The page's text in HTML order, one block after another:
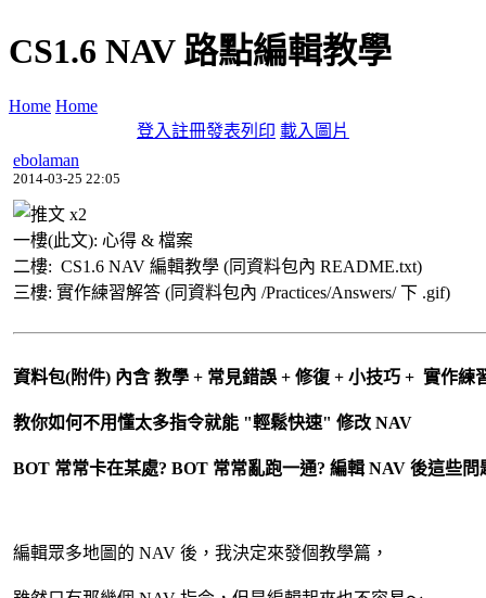
CS1.6 NAV 路點編輯教學
Home Home
登入註冊發表列印 載入圖片
ebolaman
2014-03-25 22:05
x2
一樓(此文): 心得 & 檔案
二樓: CS1.6 NAV 編輯教學 (同資料包內 README.txt)
三樓: 實作練習解答 (同資料包內 /Practices/Answers/ 下 .gif)
資料包(附件) 內含 教學 + 常見錯誤 + 修復 + 小技巧 + 實作練
教你如何不用懂太多指令就能 "輕鬆快速" 修改 NAV
BOT 常常卡在某處? BOT 常常亂跑一通? 編輯 NAV 後這些問
編輯眾多地圖的 NAV 後，我決定來發個教學篇，